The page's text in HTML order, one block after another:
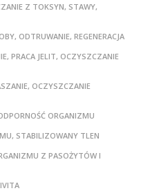
Z TOKSYN, STAWY,
ODTRUWANIE, REGENERACJA
PRACA JELIT, OCZYSZCZANIE
OCZYSZCZANIE
ORGANIZMU
STABILIZOWANY TLEN
Z PASOŻYTÓW I